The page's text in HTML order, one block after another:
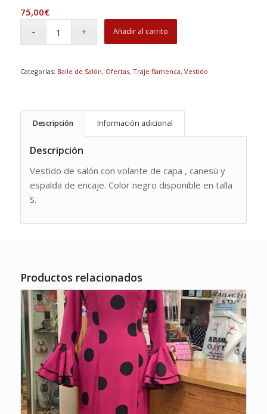
75,00€
Añadir al carrito
Categorías: Baile de Salón, Ofertas, Traje flamenca, Vestido
Descripción Información adicional
Descripción
Vestido de salón con volante de capa , canesú y
espalda de encaje. Color negro disponible en talla
S.
Productos relacionados